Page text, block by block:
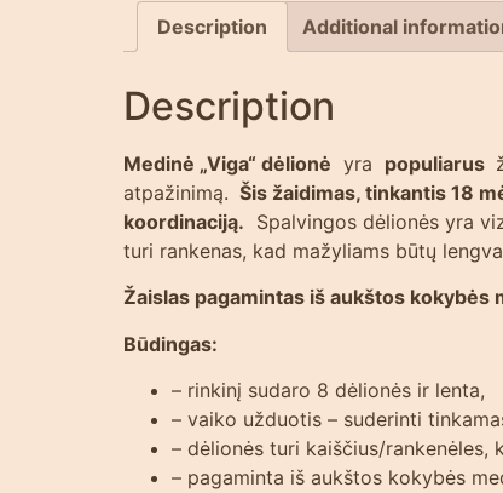
Description Additional
Description
Medinė „Viga“ dėlionė yra populiarus
atpažinimą. Šis žaidimas, tinkantis 18
koordinaciją. Spalvingos dėlionės yra
turi rankenas, kad mažyliams būtų
Žaislas pagamintas iš aukštos kokybės
Būdingas:
– rinkinį sudaro 8 dėlionės ir lenta,
– vaiko užduotis – suderinti
– dėlionės turi kaiščius/
– pagaminta iš aukštos kokybės